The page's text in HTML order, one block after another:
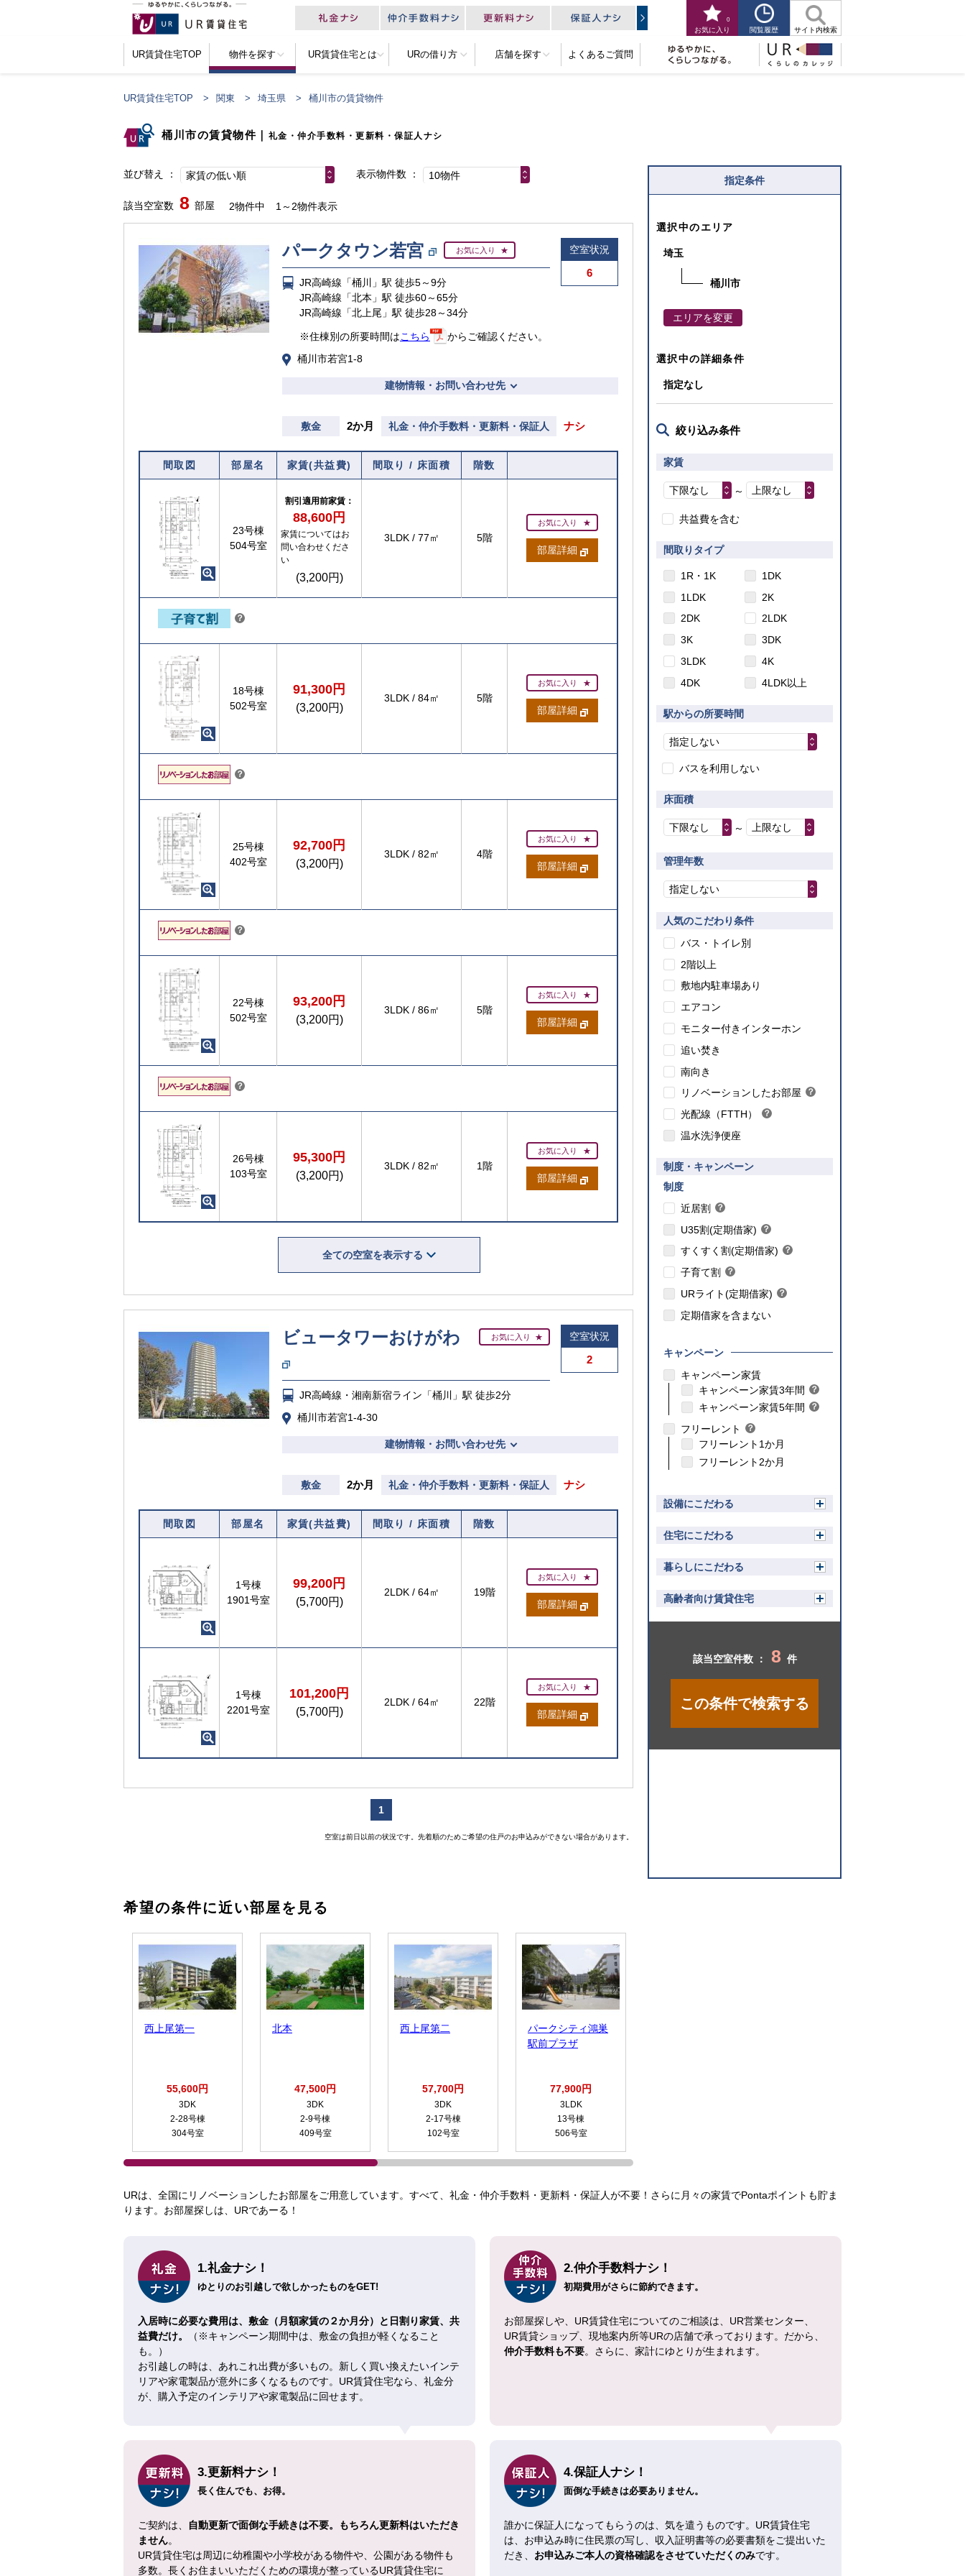
お気に入り
0
閲覧履歴 サイト内検索
UR賃貸住宅TOP 物件を探す UR賃貸住宅とは URの借り方 店舗を探す よくあるご質問
UR賃貸住宅TOP 関東 埼玉県 桶川市の賃貸物件
桶川市の賃貸物件 ｜ 礼金・仲介手数料・更新料・保証人ナシ
並び替え 家賃の低い順 表示物件数 10物件
該当空室数 8 部屋 2物件中 1～2物件表示
パークタウン若宮 お気に入り
JR高崎線「桶川」駅 徒歩5～9分
JR高崎線「北本」駅 徒歩60～65分
JR高崎線「北上尾」駅 徒歩28～34分
※住棟別の所要時間はこちら
からご確認ください。
桶川市若宮1-8
空室状況
6
建物情報・お問い合わせ先
敷金 2か月 礼金・仲介手数料・更新料・保証人 ナシ
間取図 部屋名 家賃(共益費) 間取り / 床面積 階数
23号棟
504号室
割引適用前家賃：
88,600円
家賃についてはお
問い合わせくださ
い
(3,200円)
3LDK / 77㎡ 5階
お気に入り
部屋詳細
？
ン
【ご入居要件あり】子育て世帯や新婚世帯
の方限定
こちら
18号棟
502号室
91,300円
(3,200円)
3LDK / 84㎡ 5階
お気に入り
部屋詳細
？
こちら
25号棟
402号室
92,700円
(3,200円)
3LDK / 82㎡ 4階
お気に入り
部屋詳細
？
こちら
22号棟
502号室
93,200円
(3,200円)
3LDK / 86㎡ 5階
お気に入り
部屋詳細
？
こちら
26号棟
103号室
95,300円
(3,200円)
3LDK / 82㎡ 1階
お気に入り
部屋詳細
全ての空室を表示する
ビュータワーおけがわ お気に入り
JR高崎線・湘南新宿ライン「桶川」駅 徒歩2分
桶川市若宮1-4-30
空室状況
2
建物情報・お問い合わせ先
敷金 2か月 礼金・仲介手数料・更新料・保証人 ナシ
間取図 部屋名 家賃(共益費) 間取り / 床面積 階数
1号棟
1901号室
99,200円
(5,700円)
2LDK / 64㎡ 19階
お気に入り
部屋詳細
1号棟
2201号室
101,200円
(5,700円)
2LDK / 64㎡ 22階
お気に入り
部屋詳細
1
空室は前日以前の状況です。先着順のためご希望の住戸のお申込みができない場合があります。
指定条件
選択中のエリア
埼玉
桶川市
エリアを変更
選択中の詳細条件
指定なし
絞り込み条件
家賃
下限なし ～ 上限なし
共益費を含む
間取りタイプ
1R・1K
1DK
1LDK
2K
2DK
2LDK
3K
3DK
3LDK
4K
4DK
4LDK以上
駅からの所要時間
指定しない
バスを利用しない
床面積
下限なし ～ 上限なし
管理年数
指定しない
人気のこだわり条件
バス・トイレ別
2階以上
敷地内駐車場あり
エアコン
モニター付きインターホン
追い焚き
南向き
リノベーションしたお部屋 ？
光配線（FTTH） ？
賃貸住宅のインターネット対応について
温水洗浄便座
制度・キャンペーン
制度
近居割
？
ン
ト
こちら
U35割(定期借家) ？
ン
【ご入居要件あり】35歳以下の方限定
こちら
すくすく割(定期借家) ？
ト
【ご入居要件あり】満18歳未満のお子様を
扶養、もしくはご妊娠されている方限定
こちら
子育て割 ？
ン
ト
【ご入居要件あり】子育て世帯や新婚世帯
の方限定
こちら
URライト(定期借家) ？
こちら
定期借家を含まない
キャンペーン
キャンペーン家賃
キャンペーン家賃3年間 ？
ヒ
キャンペーン家賃5年間 ？
こちら
フリーレント ？
ヒ
ト
こちら
フリーレント1か月
フリーレント2か月
設備にこだわる
く住宅にこだわる
く暮らしにこだわる
く高齢者向け賃貸住宅
該当空室件数 ： 8 件
この条件で検索する
希望の条件に近い部屋を見る
西上尾第一
55,600円
3DK
2-28号棟
304号室
北本
47,500円
3DK
2-9号棟
409号室
西上尾第二
57,700円
3DK
2-17号棟
102号室
パークシティ鴻巣
駅前プラザ
77,900円
3LDK
13号棟
506号室
URは、全国にリノベーションしたお部屋をご用意しています。すべて、礼金・仲介手数料・更新料・保証人が不要！さらに月々の家賃でPontaポイントも貯ま
ります。お部屋探しは、URであーる！
1.礼金ナシ！
ゆとりのお引越しで欲しかったものをGET!
入居時に必要な費用は、敷金（月額家賃の２か月分）と日割り家賃、共
益費だけ。
（※キャンペーン期間中は、敷金の負担が軽くなること
も。）
お引越しの時は、あれこれ出費が多いもの。新しく買い換えたいインテ
リアや家電製品が意外に多くなるものです。UR賃貸住宅なら、礼金分
が、購入予定のインテリアや家電製品に回せます。
2.仲介手数料ナシ！
初期費用がさらに節約できます。
お部屋探しや、UR賃貸住宅についてのご相談は、UR営業センター、
UR賃貸ショップ、現地案内所等URの店舗で承っております。だから、
仲介手数料も不要。さらに、家計にゆとりが生まれます。
3.更新料ナシ！
長く住んでも、お得。
ご契約は、
自動更新で面倒な手続きは不要。もちろん更新料はいただき
ません。
UR賃貸住宅は周辺に幼稚園や小学校がある物件や、公園がある物件も
多数。長くお住まいいただくための環境が整っているUR賃貸住宅に
4.保証人ナシ！
面倒な手続きは必要ありません。
誰かに保証人になってもらうのは、気を遣うものです。UR賃貸住宅
は、お申込み時に住民票の写し、収入証明書等の必要書類をご提出いた
だき、 お申込みご本人の資格確認をさせていただくのみです。